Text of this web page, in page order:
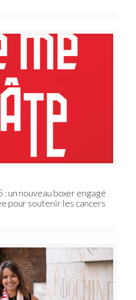
un nouveau boxer engagé
pour soutenir les cancers